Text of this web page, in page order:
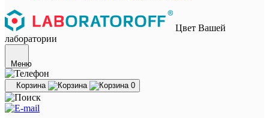
Цвет Вашей
лаборатории
Меню
Корзина 0